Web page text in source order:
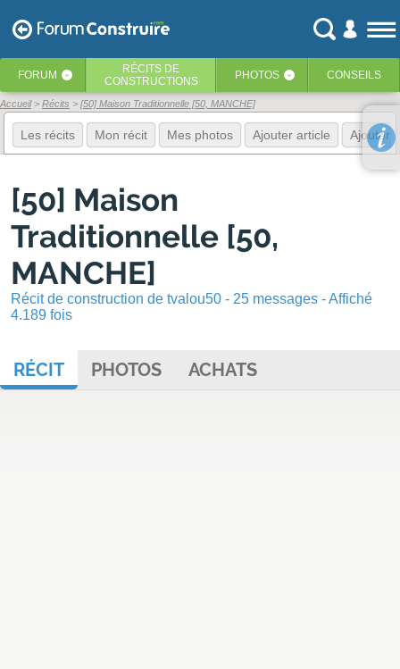
FORUM ‹ RÉCITS DE
CONSTRUCTIONS
PHOTOS ‹ CONSEILS
Accueil Récits [50] Maison Traditionnelle [50, MANCHE]
Les récits Mon récit Mes photos Ajouter article Ajouter
[50] Maison
Traditionnelle [50,
MANCHE]
Récit de construction de tvalou50 - 25 messages - Affiché
4.189 fois
RÉCIT PHOTOS ACHATS